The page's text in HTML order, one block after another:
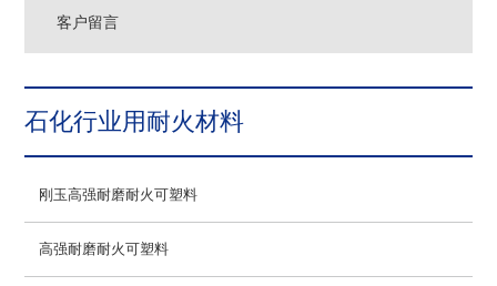
客户留言
石化行业用耐火材料
刚玉高强耐磨耐火可塑料
高强耐磨耐火可塑料